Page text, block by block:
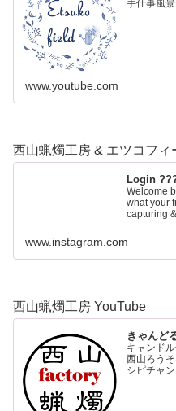
手仕事風景
www.youtube.com
西山蝋燭工房 & エツコフィ
Login
Welcome
what your
capturing
www.instagram.com
西山蝋燭工房 YouTube
きゃんど
キャンド
西山ろう
シピチャン